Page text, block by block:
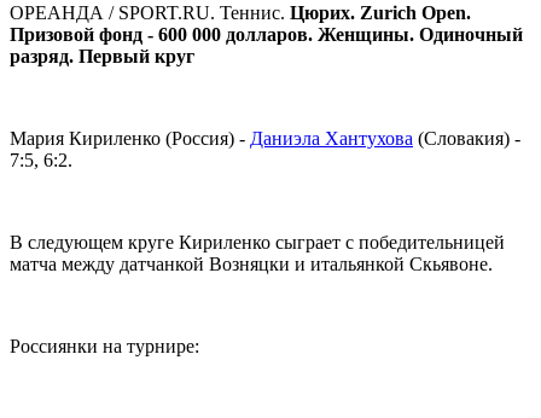
ОРЕАНДА / SPORT.RU. Теннис. Цюрих. Zurich Open.
Призовой фонд - 600 000 долларов. Женщины. Одиночный
разряд. Первый круг
Мария Кириленко (Россия) - Даниэла Хантухова (Словакия) -
7:5, 6:2.
В следующем круге Кириленко сыграет с победительницей
матча между датчанкой Возняцки и итальянкой Скьявоне.
Россиянки на турнире: